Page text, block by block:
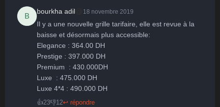
B
bourkha adil 18 novembre 2019
Il y a une nouvelle grille tarifaire, elle est revue à la
baisse et désormais plus accessible:
Elegance : 364.00 DH
Prestige : 397.000 DH
Premium  : 430.000DH
Luxe  : 475.000 DH
👍23👎12↩ répondre